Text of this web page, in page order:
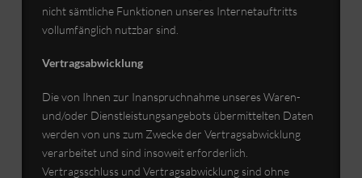
nicht sämtliche Funktionen unseres Internetauftritts
vollumfänglich nutzbar sind.
Vertragsabwicklung
Die von Ihnen zur Inanspruchnahme unseres Waren-
und/oder Dienstleistungsangebots übermittelten Daten
werden von uns zum Zwecke der Vertragsabwicklung
verarbeitet und sind insoweit erforderlich.
Vertragsschluss und Vertragsabwicklung sind ohne